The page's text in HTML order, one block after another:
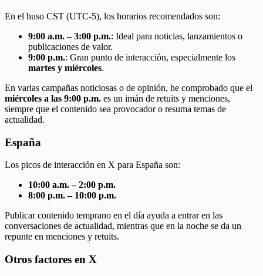
En el huso CST (UTC-5), los horarios recomendados son:
9:00 a.m. – 3:00 p.m.: Ideal para noticias, lanzamientos o
publicaciones de valor.
9:00 p.m.: Gran punto de interacción, especialmente los
martes y miércoles.
En varias campañas noticiosas o de opinión, he comprobado que el
miércoles a las 9:00 p.m. es un imán de retuits y menciones,
siempre que el contenido sea provocador o resuma temas de
actualidad.
España
Los picos de interacción en X para España son:
10:00 a.m. – 2:00 p.m.
8:00 p.m. – 10:00 p.m.
Publicar contenido temprano en el día ayuda a entrar en las
conversaciones de actualidad, mientras que en la noche se da un
repunte en menciones y retuits.
Otros factores en X